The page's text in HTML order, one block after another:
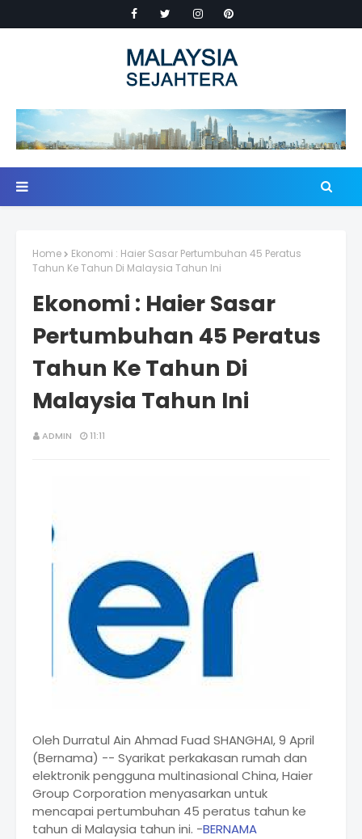
Home
Ekonomi : Haier Sasar Pertumbuhan 45 Peratus
Tahun Ke Tahun Di Malaysia Tahun Ini
Ekonomi : Haier Sasar
Pertumbuhan 45 Peratus
Tahun Ke Tahun Di
Malaysia Tahun Ini
ADMIN 11:11
Oleh Durratul Ain Ahmad Fuad SHANGHAI, 9 April
(Bernama) -- Syarikat perkakasan rumah dan
elektronik pengguna multinasional China, Haier
Group Corporation menyasarkan untuk
mencapai pertumbuhan 45 peratus tahun ke
tahun di Malaysia tahun ini. -BERNAMA